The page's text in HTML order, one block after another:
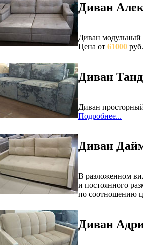
Диван
Диван модульный
Цена от 61000
Диван
Диван
Подробнее...
Диван
В разложенном
и постоянного
по соотношению
Диван